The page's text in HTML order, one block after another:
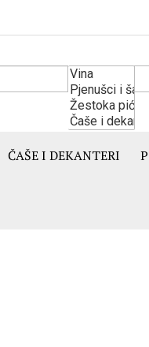
ČAŠE I DEKANTERI